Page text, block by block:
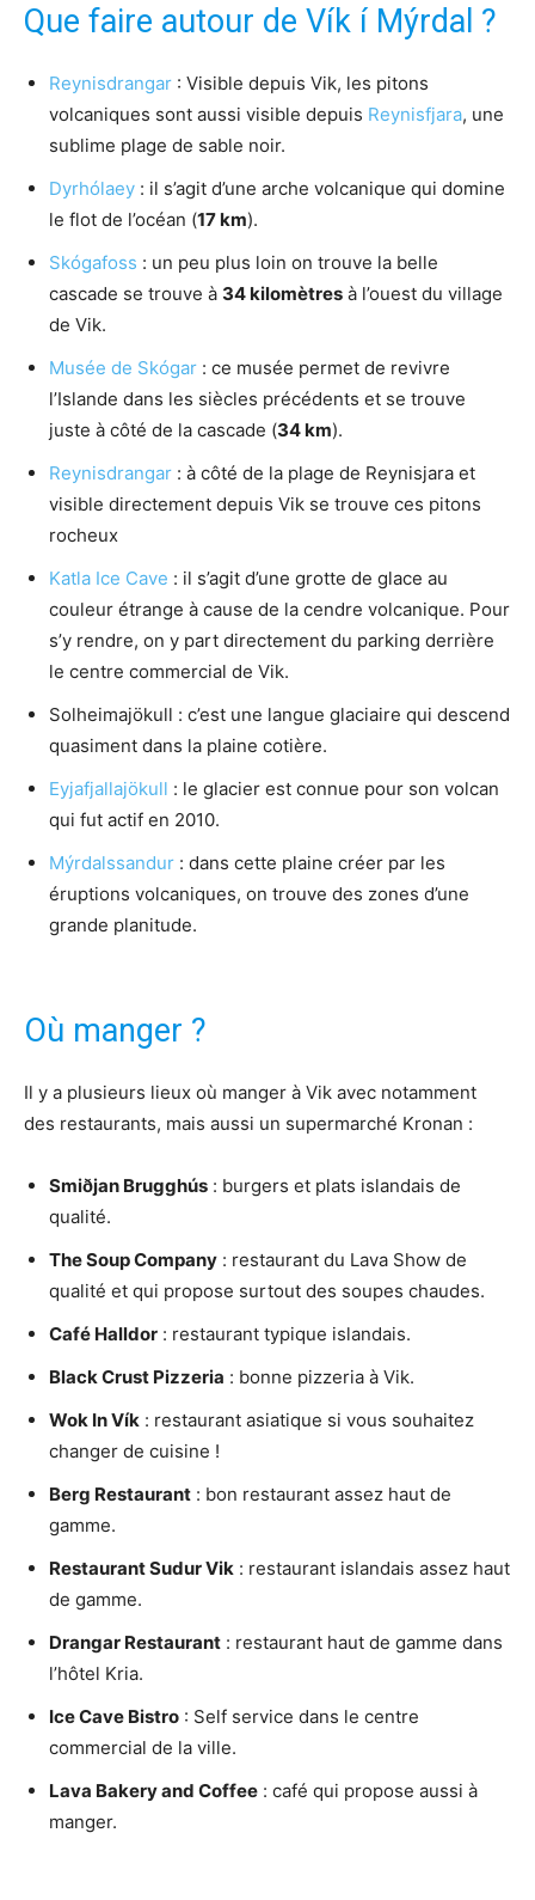
Que faire autour de Vík í Mýrdal ?
Reynisdrangar : Visible depuis Vik, les pitons
volcaniques sont aussi visible depuis Reynisfjara, une
sublime plage de sable noir.
Dyrhólaey : il s’agit d’une arche volcanique qui domine
le flot de l’océan (17 km).
Skógafoss : un peu plus loin on trouve la belle
cascade se trouve à 34 kilomètres à l’ouest du village
de Vik.
Musée de Skógar : ce musée permet de revivre
l’Islande dans les siècles précédents et se trouve
juste à côté de la cascade (34 km).
Reynisdrangar : à côté de la plage de Reynisjara et
visible directement depuis Vik se trouve ces pitons
rocheux
Katla Ice Cave : il s’agit d’une grotte de glace au
couleur étrange à cause de la cendre volcanique. Pour
s’y rendre, on y part directement du parking derrière
le centre commercial de Vik.
Solheimajökull : c’est une langue glaciaire qui descend
quasiment dans la plaine cotière.
Eyjafjallajökull : le glacier est connue pour son volcan
qui fut actif en 2010.
Mýrdalssandur : dans cette plaine créer par les
éruptions volcaniques, on trouve des zones d’une
grande planitude.
Où manger ?
Il y a plusieurs lieux où manger à Vik avec notamment
des restaurants, mais aussi un supermarché Kronan :
Smiðjan Brugghús : burgers et plats islandais de
qualité.
The Soup Company : restaurant du Lava Show de
qualité et qui propose surtout des soupes chaudes.
Café Halldor : restaurant typique islandais.
Black Crust Pizzeria : bonne pizzeria à Vik.
Wok In Vík : restaurant asiatique si vous souhaitez
changer de cuisine !
Berg Restaurant : bon restaurant assez haut de
gamme.
Restaurant Sudur Vik : restaurant islandais assez haut
de gamme.
Drangar Restaurant : restaurant haut de gamme dans
l’hôtel Kria.
Ice Cave Bistro : Self service dans le centre
commercial de la ville.
Lava Bakery and Coffee : café qui propose aussi à
manger.